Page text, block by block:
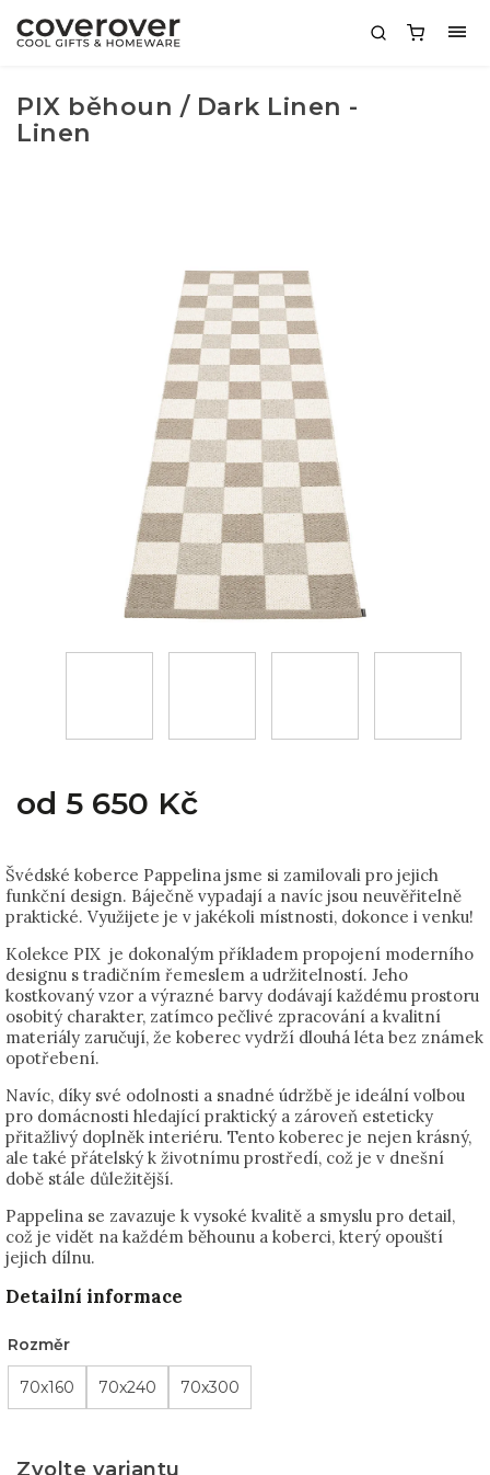
PIX běhoun / Dark Linen -
Linen
od 5 650 Kč
Švédské koberce Pappelina jsme si zamilovali pro jejich
funkční design. Báječně vypadají a navíc jsou neuvěřitelně
praktické. Využijete je v jakékoli místnosti, dokonce i venku!
Kolekce PIX je dokonalým příkladem propojení moderního
designu s tradičním řemeslem a udržitelností. Jeho
kostkovaný vzor a výrazné barvy dodávají každému prostoru
osobitý charakter, zatímco pečlivé zpracování a kvalitní
materiály zaručují, že koberec vydrží dlouhá léta bez známek
opotřebení.
Navíc, díky své odolnosti a snadné údržbě je ideální volbou
pro domácnosti hledající praktický a zároveň esteticky
přitažlivý doplněk interiéru. Tento koberec je nejen krásný,
ale také přátelský k životnímu prostředí, což je v dnešní
době stále důležitější.
Pappelina se zavazuje k vysoké kvalitě a smyslu pro detail,
což je vidět na každém běhounu a koberci, který opouští
jejich dílnu.
Detailní informace
Rozměr
70x160 70x240 70x300
Zvolte variantu